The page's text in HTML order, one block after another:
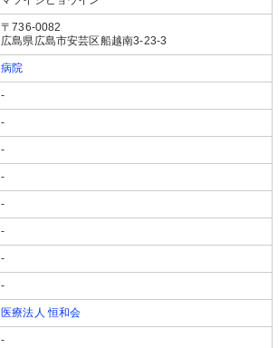
〒736-0082
広島県広島市安芸区船越南3-23-3
病院
-
-
-
-
-
-
-
-
医療法人 恒和会
-